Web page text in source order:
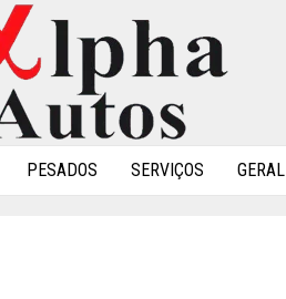
PESADOS SERVIÇOS GERAL